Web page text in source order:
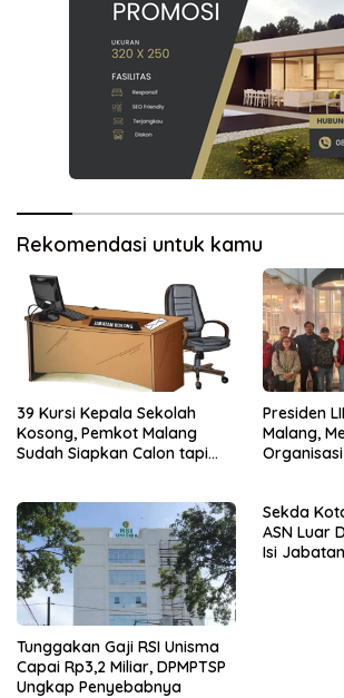
Rekomendasi untuk kamu
39 Kursi Kepala Sekolah
Kosong, Pemkot Malang
Sudah Siapkan Calon tapi
Presiden
Malang,
Tunggakan Gaji RSI Unisma
Capai Rp3,2 Miliar, DPMPTSP
Ungkap Penyebabnya
Sekda
ASN Luar
Isi